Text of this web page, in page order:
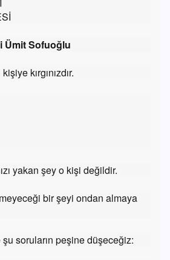
Ümit Sofuoğlu
kırgınızdır.
yakan şey o kişi değildir.
bir şeyi ondan almaya
soruların peşine düşeceğiz: